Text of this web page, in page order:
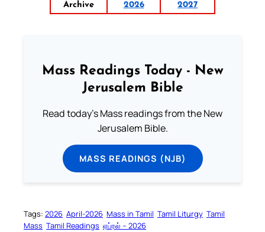
Archive
2026 2027
Mass Readings Today - New
Jerusalem Bible
Read today's Mass readings from the New
Jerusalem Bible.
MASS READINGS (NJB)
Tags: 2026 April-2026 Mass in Tamil Tamil Liturgy Tamil
Mass Tamil Readings ஏப்ரல் – 2026